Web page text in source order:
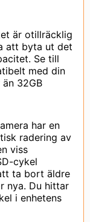
är otillräcklig
att byta ut det
Se till
med din
32GB
har en
radering av
viss
cykel
ta bort äldre
nya. Du hittar
i enhetens